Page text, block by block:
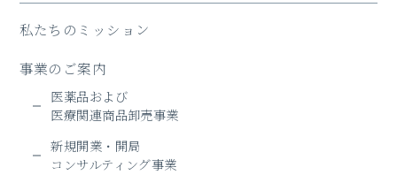
私たちのミッション
事業のご案内
医薬品および
医療関連商品卸売事業
新規開業・開局
コンサルティング事業